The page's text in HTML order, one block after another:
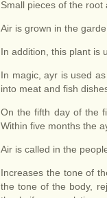
Small pieces of the
Air is grown in the
In addition, this plant is
In magic, ayr is used
into meat and fish
On the fifth day of the
Within five months the
Air is called in the
Increases the tone of
the tone of the body,